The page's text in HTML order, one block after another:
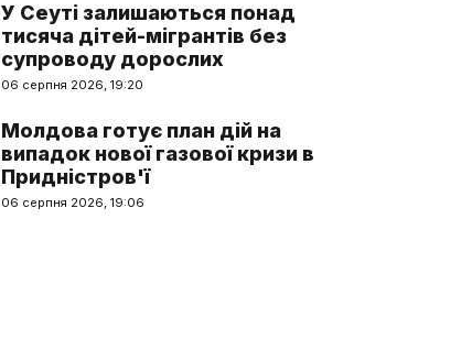
У Сеуті залишаються понад
тисяча дітей-мігрантів без
супроводу дорослих
06 серпня 2026, 19:20
Молдова готує план дій на
випадок нової газової кризи в
Придністров'ї
06 серпня 2026, 19:06